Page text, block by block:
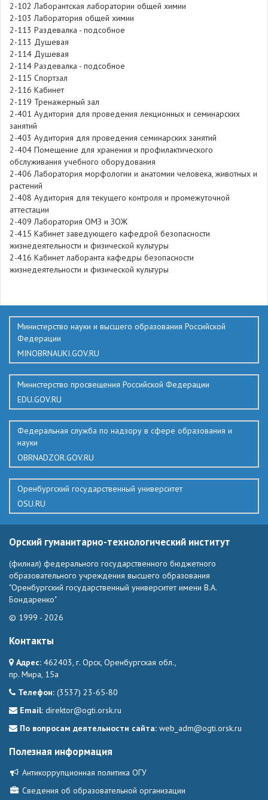
2-102 Лаборантская лаборатории общей химии
2-103 Лаборатория общей химии
2-113 Раздевалка - подсобное
2-113 Душевая
2-114 Душевая
2-114 Раздевалка - подсобное
2-115 Спортзал
2-116 Кабинет
2-119 Тренажерный зал
2-401 Аудитория для проведения лекционных и семинарских
занятий
2-403 Аудитория для проведения семинарских занятий
2-404 Помещение для хранения и профилактического
обслуживания учебного оборудования
2-406 Лаборатория морфологии и анатомии человека, животных и
растений
2-408 Аудитория для текущего контроля и промежуточной
аттестации
2-409 Лаборатория ОМЗ и ЗОЖ
2-415 Кабинет заведующего кафедрой безопасности
жизнедеятельности и физической культуры
2-416 Кабинет лаборанта кафедры безопасности
жизнедеятельности и физической культуры
Министерство науки и высшего образования Российской
Федерации
MINOBRNAUKI.GOV.RU
Министерство просвещения Российской Федерации
EDU.GOV.RU
Федеральная служба по надзору в сфере образования и
науки
OBRNADZOR.GOV.RU
Оренбургский государственный университет
OSU.RU
Орский гуманитарно-технологический институт
(филиал) федерального государственного бюджетного
образовательного учреждения высшего образования
"Оренбургский государственный университет имени В.А.
Бондаренко"
© 1999 - 2026
Контакты
Адрес: 462403, г. Орск, Оренбургская обл.,
пр. Мира, 15а
Телефон: (3537) 23-65-80
Email: direktor@ogti.orsk.ru
По вопросам деятельности сайта: web_adm@ogti.orsk.ru
Полезная информация
Антикоррупционная политика ОГУ
Сведения об образовательной организации